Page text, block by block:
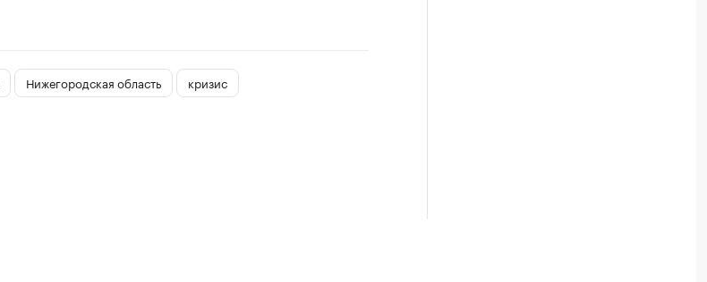
Нижегородская область
кризис